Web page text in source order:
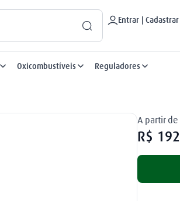
Entrar | Cadastrar
Oxicombustíveis Reguladores
A partir de
R$ 192